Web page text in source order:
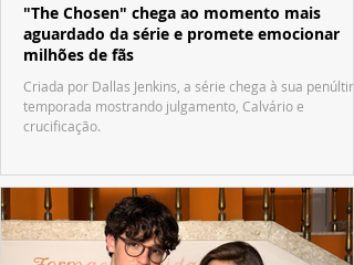
"The Chosen" chega ao momento mais
aguardado da série e promete emocionar
milhões de fãs
Criada por Dallas Jenkins, a série chega à sua
temporada mostrando julgamento, Calvário e
crucificação.